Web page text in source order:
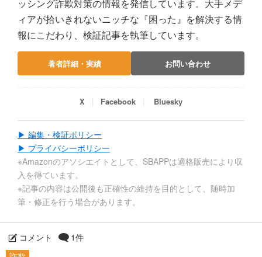
ッシング詐欺対策の情報を発信しています。大手メデ
ィアが拾いきれないニッチな『困った』を解決する情
報にこだわり、検証記事を執筆しています。
著者詳細・実績 お問い合わせ
X Facebook Bluesky
▶ 編集・検証ポリシー
▶ プライバシーポリシー
※Amazonのアソシエイトとして、SBAPPは適格販売により収
入を得ています。
※記事の内容は公開後も正確性の維持を目的として、随時加
筆・修正を行う場合があります。
コメント
1件